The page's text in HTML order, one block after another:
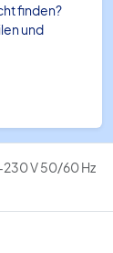
finden?
und
V 50/60 Hz